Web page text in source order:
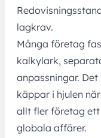
lagkrav.
Många företag
kalkylark,
anpassningar.
käppar i hjulen
allt fler företag
globala affärer.